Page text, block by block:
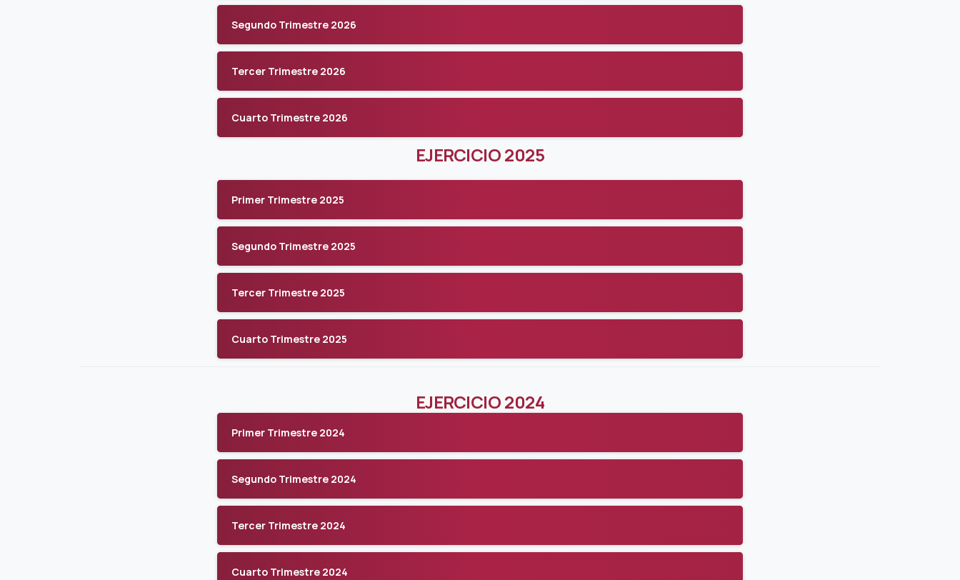
Segundo Trimestre 2026
Tercer Trimestre 2026
Cuarto Trimestre 2026
EJERCICIO 2025
Primer Trimestre 2025
Segundo Trimestre 2025
Tercer Trimestre 2025
Cuarto Trimestre 2025
EJERCICIO 2024
Primer Trimestre 2024
Segundo Trimestre 2024
Tercer Trimestre 2024
Cuarto Trimestre 2024